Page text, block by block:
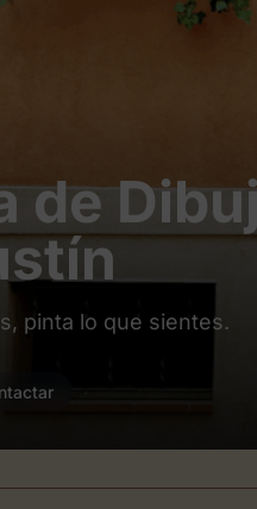
de
pinta lo que sientes.